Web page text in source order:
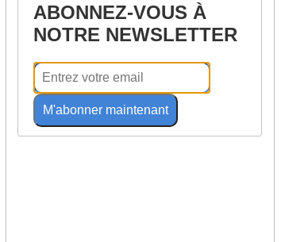
ABONNEZ-VOUS À
NOTRE NEWSLETTER
M'abonner maintenant